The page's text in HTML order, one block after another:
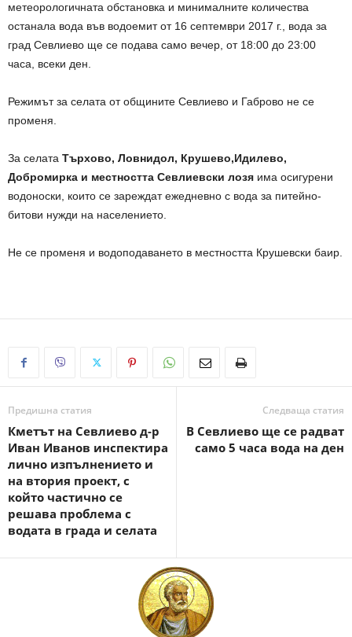
метеорологичната обстановка и минималните количества
останала вода във водоемит от 16 септември 2017 г., вода за
град Севлиево ще се подава само вечер, от 18:00 до 23:00
часа, всеки ден.
Режимът за селата от общините Севлиево и Габрово не се
променя.
За селата Търхово, Ловнидол, Крушево,Идилево,
Добромирка и местността Севлиевски лозя има осигурени
водоноски, които се зареждат ежедневно с вода за питейно-
битови нужди на населението.
Не се променя и водоподаването в местността Крушевски баир.
Предишна статия
Кметът на Севлиево д-р
Иван Иванов инспектира
лично изпълнението и
на втория проект, с
който частично се
решава проблема с
водата в града и селата
Следваща статия
В Севлиево ще се радват
само 5 часа вода на ден